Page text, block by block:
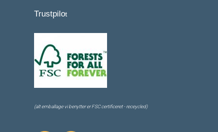
Trustpilot
(alt emballage vi benytter er FSC certificeret - receycled)